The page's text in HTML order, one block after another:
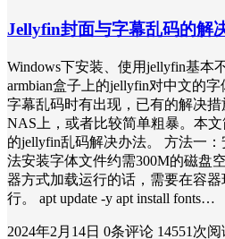
Jellyfin封面与字幕乱码的解
Windows下安装、使用jellyfin基本
armbian盒子上的jellyfin对中文的
字幕乱码时有出现，已有的解决
NAS上，或者比较简单粗暴。本
的jellyfin乱码解决办法。 方法一：
法安装字体文件约需300M的磁盘
器方式加载运行的话，需要在容
行。 apt update -y apt install fonts…
2024年2月14日 0条评论 14551次阅